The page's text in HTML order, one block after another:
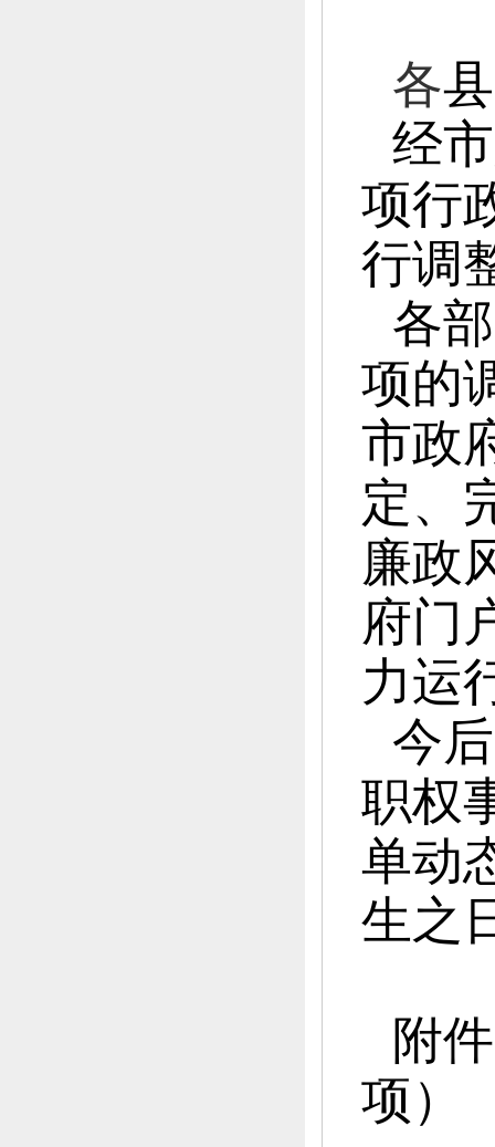
各
经
项行
行调
各
项的
市政
定、
廉政
府门
力运
今
职权
单动
生之
附
项）